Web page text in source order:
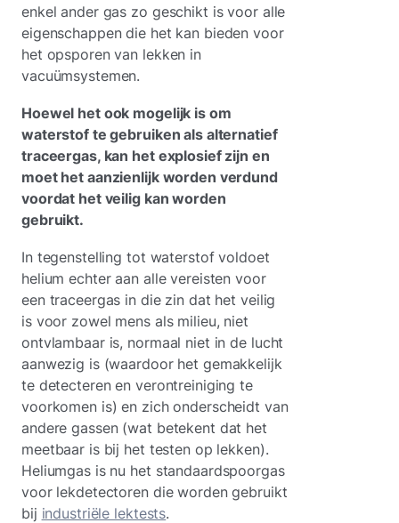
enkel ander gas zo geschikt is voor alle
eigenschappen die het kan bieden voor
het opsporen van lekken in
vacuümsystemen.
Hoewel het ook mogelijk is om
waterstof te gebruiken als alternatief
traceergas, kan het explosief zijn en
moet het aanzienlijk worden verdund
voordat het veilig kan worden
gebruikt.
In tegenstelling tot waterstof voldoet
helium echter aan alle vereisten voor
een traceergas in die zin dat het veilig
is voor zowel mens als milieu, niet
ontvlambaar is, normaal niet in de lucht
aanwezig is (waardoor het gemakkelijk
te detecteren en verontreiniging te
voorkomen is) en zich onderscheidt van
andere gassen (wat betekent dat het
meetbaar is bij het testen op lekken).
Heliumgas is nu het standaardspoorgas
voor lekdetectoren die worden gebruikt
bij industriële lektests.